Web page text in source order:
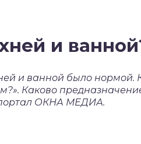
и
и ванной было нормой.
Каково
портал ОКНА МЕДИА.